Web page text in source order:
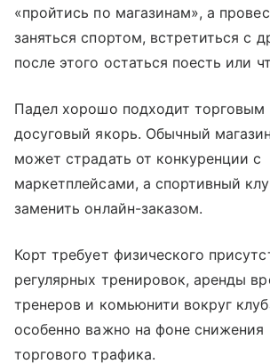
«пройтись по магазинам», а
заняться спортом, встретиться с
после этого остаться поесть или
Падел хорошо подходит торговым
досуговый якорь. Обычный
может страдать от конкуренции с
маркетплейсами, а спортивный
заменить онлайн-заказом.
Корт требует физического
регулярных тренировок, аренды
тренеров и комьюнити вокруг
особенно важно на фоне снижения
торгового трафика.